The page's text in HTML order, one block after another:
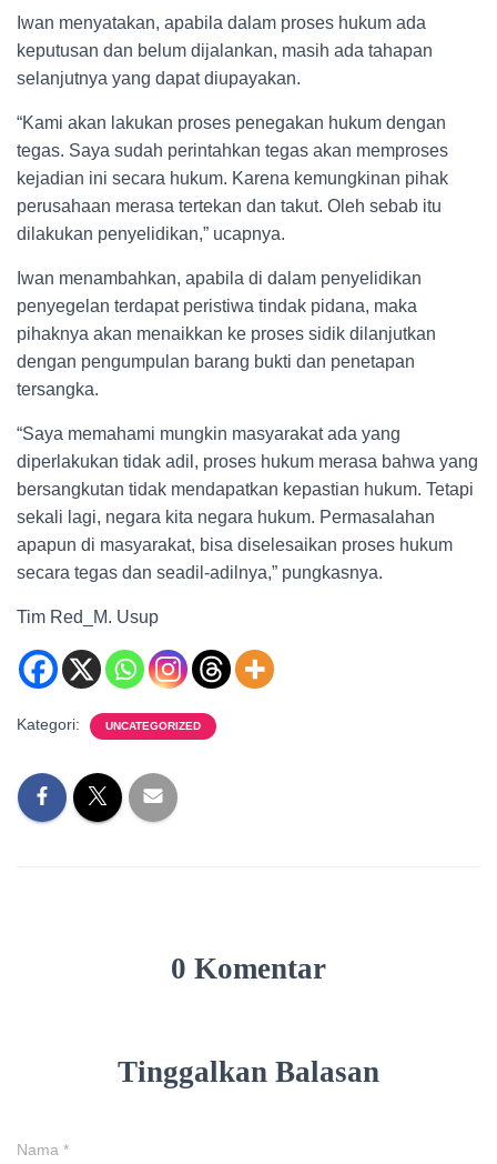
Iwan menyatakan, apabila dalam proses hukum ada
keputusan dan belum dijalankan, masih ada tahapan
selanjutnya yang dapat diupayakan.
“Kami akan lakukan proses penegakan hukum dengan
tegas. Saya sudah perintahkan tegas akan memproses
kejadian ini secara hukum. Karena kemungkinan pihak
perusahaan merasa tertekan dan takut. Oleh sebab itu
dilakukan penyelidikan,” ucapnya.
Iwan menambahkan, apabila di dalam penyelidikan
penyegelan terdapat peristiwa tindak pidana, maka
pihaknya akan menaikkan ke proses sidik dilanjutkan
dengan pengumpulan barang bukti dan penetapan
tersangka.
“Saya memahami mungkin masyarakat ada yang
diperlakukan tidak adil, proses hukum merasa bahwa yang
bersangkutan tidak mendapatkan kepastian hukum. Tetapi
sekali lagi, negara kita negara hukum. Permasalahan
apapun di masyarakat, bisa diselesaikan proses hukum
secara tegas dan seadil-adilnya,” pungkasnya.
Tim Red_M. Usup
Kategori: UNCATEGORIZED
0 Komentar
Tinggalkan Balasan
Nama *